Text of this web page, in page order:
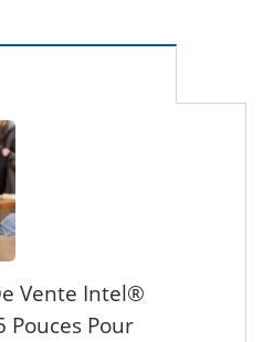
Vente Intel®
Pouces Pour